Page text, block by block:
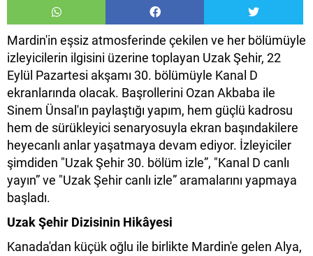
Mardin'in eşsiz atmosferinde çekilen ve her bölümüyle
izleyicilerin ilgisini üzerine toplayan Uzak Şehir, 22
Eylül Pazartesi akşamı 30. bölümüyle Kanal D
ekranlarında olacak. Başrollerini Ozan Akbaba ile
Sinem Ünsal'ın paylaştığı yapım, hem güçlü kadrosu
hem de sürükleyici senaryosuyla ekran başındakilere
heyecanlı anlar yaşatmaya devam ediyor. İzleyiciler
şimdiden "Uzak Şehir 30. bölüm izle”, "Kanal D canlı
yayın” ve "Uzak Şehir canlı izle” aramalarını yapmaya
başladı.
Uzak Şehir Dizisinin Hikâyesi
Kanada'dan küçük oğlu ile birlikte Mardin'e gelen Alya,